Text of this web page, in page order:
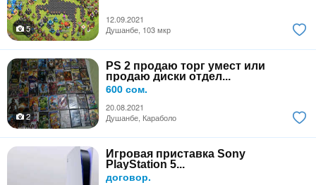
12.09.2021
5
Душанбе, 103 мкр
PS 2 продаю торг умест или
продаю диски отдел...
600 сом.
20.08.2021
2
Душанбе, Караболо
Игровая приставка Sony
PlayStation 5...
договор.